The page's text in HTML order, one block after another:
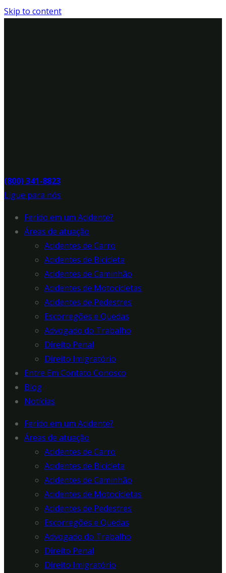
Skip to content
(800) 341-8823
Ligue para nós
Ferido em um Acidente?
Áreas de atuação
Acidentes de Carro
Acidentes de Bicicleta
Acidentes de Caminhão
Acidentes de Motocicletas
Acidentes de Pedestres
Escorregões e Quedas
Advogado do Trabalho
Direito Penal
Direito Imigratório
Entre Em Contato Conosco
Blog
Notícias
Ferido em um Acidente?
Áreas de atuação
Acidentes de Carro
Acidentes de Bicicleta
Acidentes de Caminhão
Acidentes de Motocicletas
Acidentes de Pedestres
Escorregões e Quedas
Advogado do Trabalho
Direito Penal
Direito Imigratório